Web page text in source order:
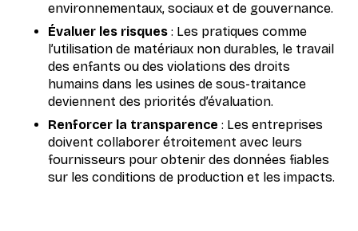
environnementaux, sociaux et de gouvernance.
Évaluer les risques : Les pratiques comme
l’utilisation de matériaux non durables, le travail
des enfants ou des violations des droits
humains dans les usines de sous-traitance
deviennent des priorités d’évaluation.
Renforcer la transparence : Les entreprises
doivent collaborer étroitement avec leurs
fournisseurs pour obtenir des données fiables
sur les conditions de production et les impacts.